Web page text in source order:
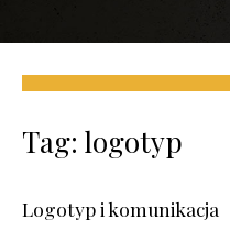
Tag: logotyp
Logotyp i komunikacja